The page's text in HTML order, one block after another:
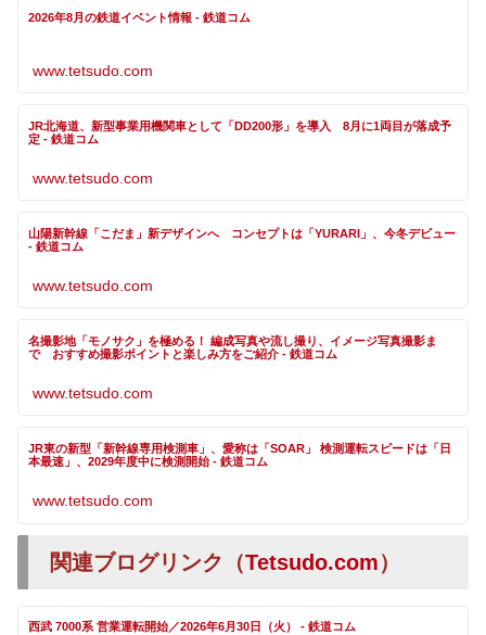
2026年8月の鉄道イベント情報 - 鉄道コム
www.tetsudo.com
JR北海道、新型事業用機関車として「DD200形」を導入 8月に1両目が落成予
定 - 鉄道コム
www.tetsudo.com
山陽新幹線「こだま」新デザインへ コンセプトは「YURARI」、今冬デビュー
- 鉄道コム
www.tetsudo.com
名撮影地「モノサク」を極める！ 編成写真や流し撮り、イメージ写真撮影ま
で おすすめ撮影ポイントと楽しみ方をご紹介 - 鉄道コム
www.tetsudo.com
JR東の新型「新幹線専用検測車」、愛称は「SOAR」 検測運転スピードは「日
本最速」、2029年度中に検測開始 - 鉄道コム
www.tetsudo.com
関連ブログリンク（Tetsudo.com）
西武 7000系 営業運転開始／2026年6月30日（火） - 鉄道コム